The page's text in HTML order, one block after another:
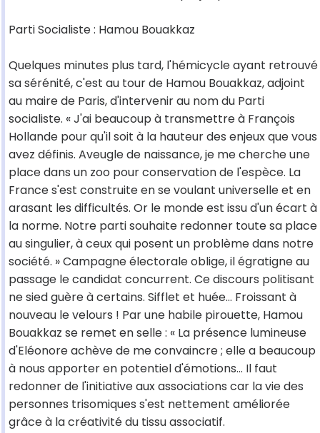
Parti Socialiste : Hamou Bouakkaz
Quelques minutes plus tard, l'hémicycle ayant retrouvé
sa sérénité, c'est au tour de Hamou Bouakkaz, adjoint
au maire de Paris, d'intervenir au nom du Parti
socialiste. « J'ai beaucoup à transmettre à François
Hollande pour qu'il soit à la hauteur des enjeux que vous
avez définis. Aveugle de naissance, je me cherche une
place dans un zoo pour conservation de l'espèce. La
France s'est construite en se voulant universelle et en
arasant les difficultés. Or le monde est issu d'un écart à
la norme. Notre parti souhaite redonner toute sa place
au singulier, à ceux qui posent un problème dans notre
société. » Campagne électorale oblige, il égratigne au
passage le candidat concurrent. Ce discours politisant
ne sied guère à certains. Sifflet et huée... Froissant à
nouveau le velours ! Par une habile pirouette, Hamou
Bouakkaz se remet en selle : « La présence lumineuse
d'Eléonore achève de me convaincre ; elle a beaucoup
à nous apporter en potentiel d'émotions... Il faut
redonner de l'initiative aux associations car la vie des
personnes trisomiques s'est nettement améliorée
grâce à la créativité du tissu associatif.